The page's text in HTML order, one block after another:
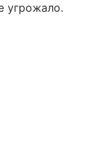
угрожало.